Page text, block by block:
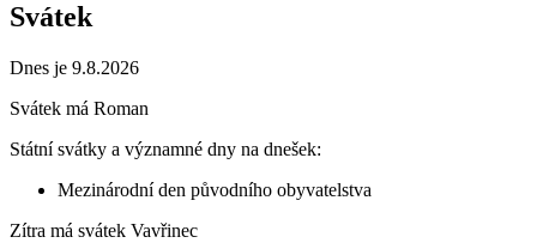
Svátek
Dnes je 9.8.2026
Svátek má Roman
Státní svátky a významné dny na dnešek:
Mezinárodní den původního obyvatelstva
Zítra má svátek Vavřinec